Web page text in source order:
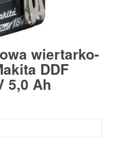
wiertarko-
DDF
5,0 Ah